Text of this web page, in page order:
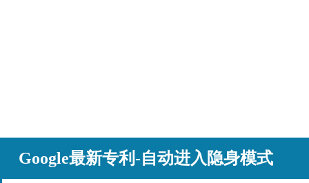
Google最新专利-自动进入隐身模式